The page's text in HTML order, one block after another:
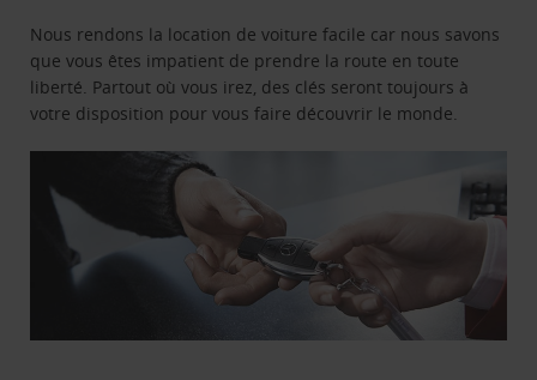
Nous rendons la location de voiture facile car nous savons
que vous êtes impatient de prendre la route en toute
liberté. Partout où vous irez, des clés seront toujours à
votre disposition pour vous faire découvrir le monde.